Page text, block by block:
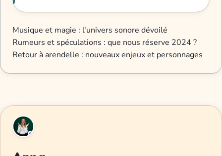
Musique et magie : l'univers sonore dévoilé
Rumeurs et spéculations : que nous réserve 2024 ?
Retour à arendelle : nouveaux enjeux et personnages